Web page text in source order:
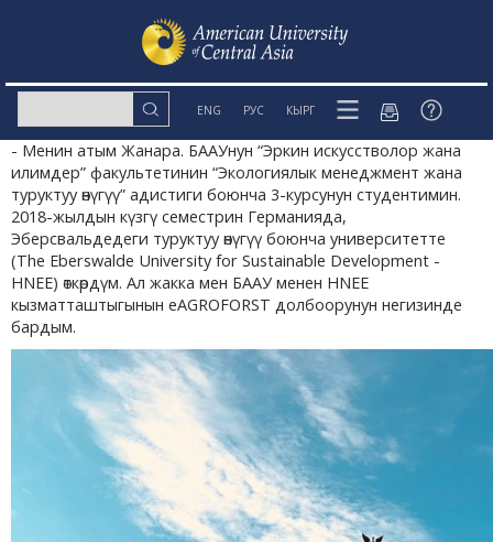
ENG РУС КЫРГ
- Менин атым Жанара. БААУнун “Эркин искусстволор жана
илимдер” факультетинин “Экологиялык менеджмент жана
туруктуу өнүгүү” адистиги боюнча 3-курсунун студентимин.
2018-жылдын күзгү семестрин Германияда,
Эберсвальдедеги туруктуу өнүгүү боюнча университетте
(The Eberswalde University for Sustainable Development -
HNEE) өткөрдүм. Ал жакка мен БААУ менен HNEE
кызматташтыгынын eAGROFORST долбоорунун негизинде
бардым.